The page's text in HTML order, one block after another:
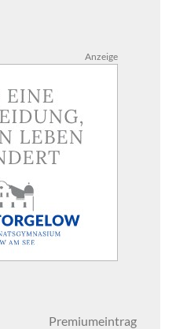
Anzeige
Premiumeintrag